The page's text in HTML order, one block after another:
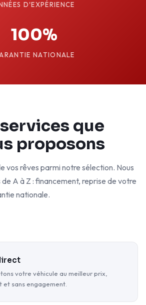
D'EXPÉRIENCE
100%
NATIONALE
que
proposons
vos rêves parmi notre sélection. Nous
A à Z : financement, reprise de votre
nationale.
votre véhicule au meilleur prix,
et sans engagement.